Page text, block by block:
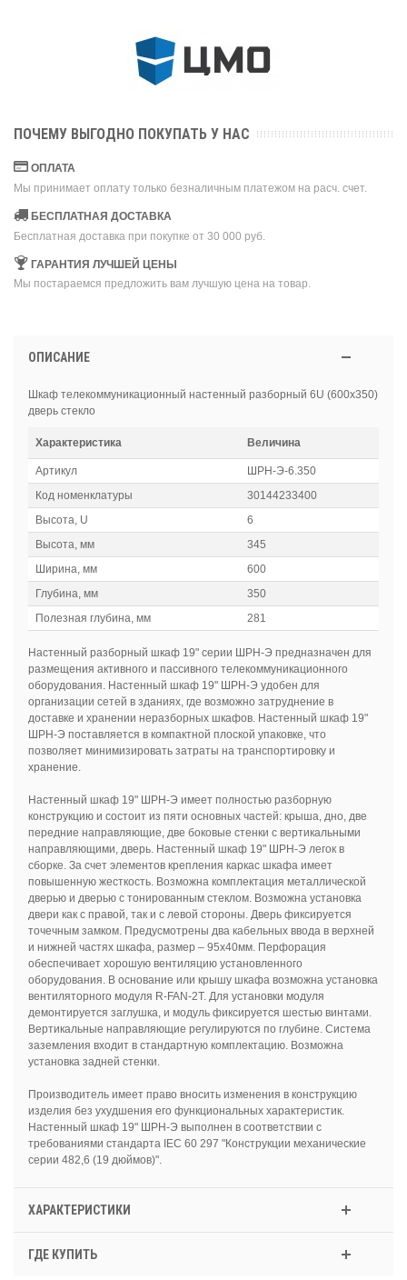
ПОЧЕМУ ВЫГОДНО ПОКУПАТЬ У НАС
ОПЛАТА
Мы принимает оплату только безналичным платежом на расч. счет.
БЕСПЛАТНАЯ ДОСТАВКА
Бесплатная доставка при покупке от 30 000 руб.
ГАРАНТИЯ ЛУЧШЕЙ ЦЕНЫ
Мы постараемся предложить вам лучшую цена на товар.
ОПИСАНИЕ
Шкаф телекоммуникационный настенный разборный 6U (600х350)
дверь стекло
Характеристика Величина
Артикул
ШРН-Э-6.350
Код номенклатуры
30144233400
Высота, U
6
Высота, мм
345
Ширина, мм
600
Глубина, мм
350
Полезная глубина, мм
281
Настенный разборный шкаф 19" серии ШРН-Э предназначен для
размещения активного и пассивного телекоммуникационного
оборудования. Настенный шкаф 19" ШРН-Э удобен для
организации сетей в зданиях, где возможно затруднение в
доставке и хранении неразборных шкафов. Настенный шкаф 19"
ШРН-Э поставляется в компактной плоской упаковке, что
позволяет минимизировать затраты на транспортировку и
хранение.
Настенный шкаф 19" ШРН-Э имеет полностью разборную
конструкцию и состоит из пяти основных частей: крыша, дно, две
передние направляющие, две боковые стенки c вертикальными
направляющими, дверь. Настенный шкаф 19" ШРН-Э легок в
сборке. За счет элементов крепления каркас шкафа имеет
повышенную жесткость. Возможна комплектация металлической
дверью и дверью с тонированным стеклом. Возможна установка
двери как с правой, так и с левой стороны. Дверь фиксируется
точечным замком. Предусмотрены два кабельных ввода в верхней
и нижней частях шкафа, размер – 95х40мм. Перфорация
обеспечивает хорошую вентиляцию установленного
оборудования. В основание или крышу шкафа возможна установка
вентиляторного модуля R-FAN-2T. Для установки модуля
демонтируется заглушка, и модуль фиксируется шестью винтами.
Вертикальные направляющие регулируются по глубине. Система
заземления входит в стандартную комплектацию. Возможна
установка задней стенки.
Производитель имеет право вносить изменения в конструкцию
изделия без ухудшения его функциональных характеристик.
Настенный шкаф 19" ШРН-Э выполнен в соответствии с
требованиями стандарта IEC 60 297 "Конструкции механические
серии 482,6 (19 дюймов)".
ХАРАКТЕРИСТИКИ
ГДЕ КУПИТЬ